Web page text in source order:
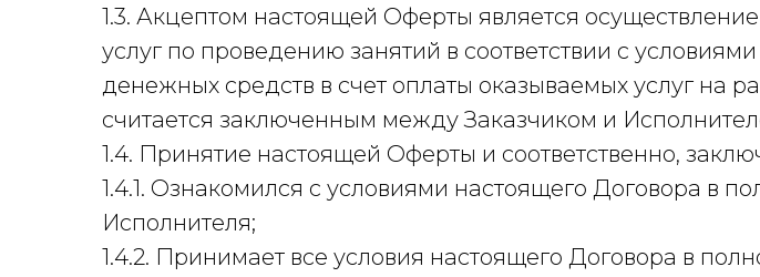
1.3. Акцептом настоящей Оферты является
услуг по проведению занятий в соответствии с
денежных средств в счет оплаты оказываемых услуг на
считается заключенным между Заказчиком и
1.4. Принятие настоящей Оферты и соответственно,
1.4.1. Ознакомился с условиями настоящего Договора в
Исполнителя;
1.4.2. Принимает все условия настоящего Договора в